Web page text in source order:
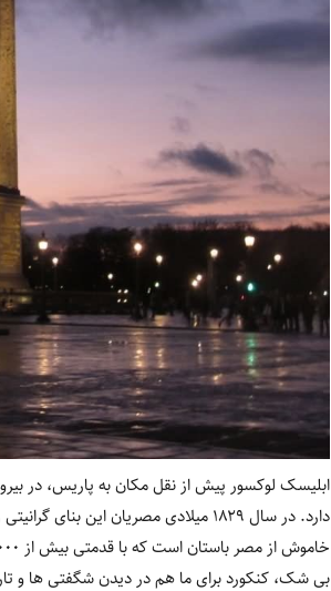
ابلیسک لوکسور پیش از نقل مکان به پاریس، در
دارد. در سال ۱۸۲۹ میلادی مصریان
خاموش از مصر باستان است که با قدمتی بیش از ۳۰۰۰ سال حالا یکی از ساکنان پاریس محسوب می شود.
بی شک، کنکورد برای ما هم در دیدن شگفتی ها و